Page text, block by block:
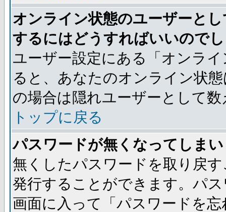
オンライン状態のユーザーと
するにはどうすればいいので
ユーザー設定にある「オンラ
ると、あなたのオンライン状
の場合は隠れユーザーとして
トップに戻る
パスワードが無くなってしま
無くしたパスワードを取り戻
発行することができます。パ
画面に入って「パスワードを